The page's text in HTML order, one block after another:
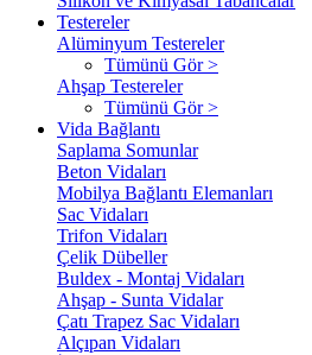
Testereler
Alüminyum Testereler
Tümünü Gör >
Ahşap Testereler
Tümünü Gör >
Vida Bağlantı
Saplama Somunlar
Beton Vidaları
Mobilya Bağlantı Elemanları
Sac Vidaları
Trifon Vidaları
Çelik Dübeller
Buldex - Montaj Vidaları
Ahşap - Sunta Vidalar
Çatı Trapez Sac Vidaları
Alçıpan Vidaları